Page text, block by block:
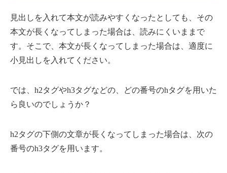
見出しを入れて本文が読みやすくなったとしても、その
本文が長くなってしまった場合は、読みにくいままで
す。そこで、本文が長くなってしまった場合は、適度に
小見出しを入れてください。
では、h2タグやh3タグなどの、どの番号のhタグを用いた
ら良いのでしょうか？
h2タグの下側の文章が長くなってしまった場合は、次の
番号のh3タグを用います。